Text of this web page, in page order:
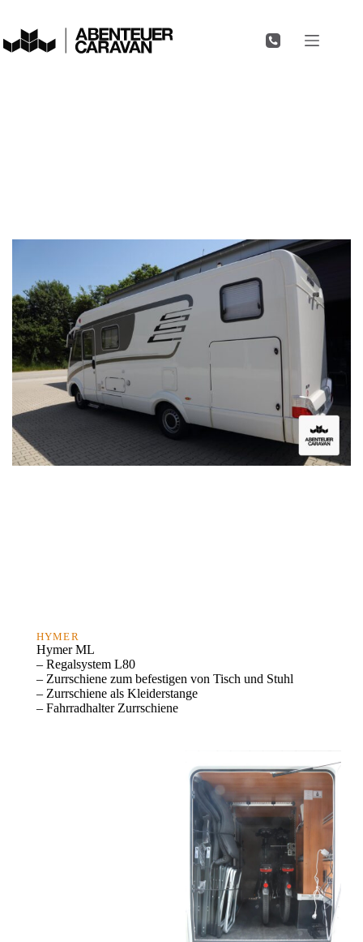
HYMER
Hymer ML
– Regalsystem L80
– Zurrschiene zum befestigen von Tisch und Stuhl
– Zurrschiene als Kleiderstange
– Fahrradhalter Zurrschiene